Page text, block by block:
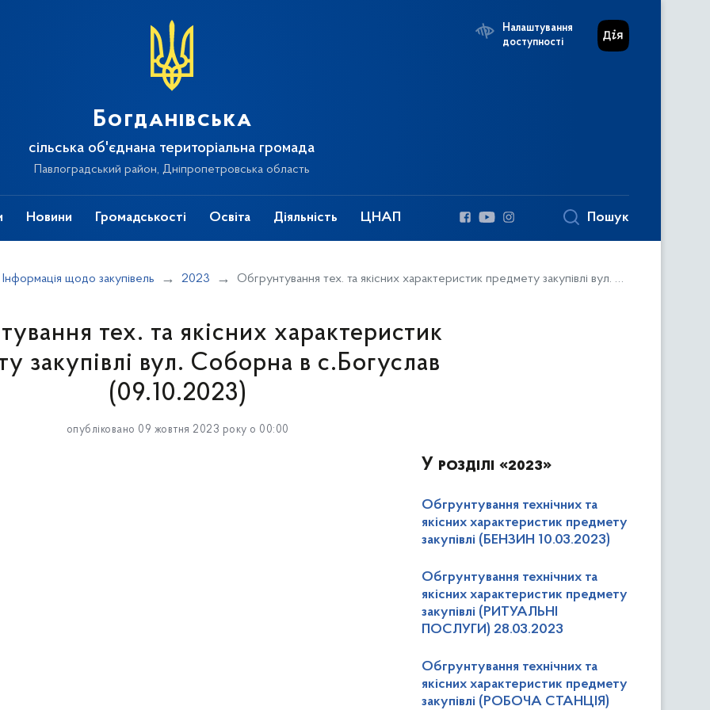
Богданівська
сільська об'єднана територіальна громада
Павлоградський район, Дніпропетровська область
Налаштування
доступності
Новини Громадськості Освіта Діяльність ЦНАП Пошук
Інформація щодо закупівель 2023 Обгрунтування тех. та якісних характеристик предмету закупівлі вул. Соборна в с.Богуслав (09.10.2023)
тех. та якісних характеристик
закупівлі вул. Соборна в с.Богуслав
(09.10.2023)
опубліковано 09 жовтня 2023 року о 00:00
У розділі «2023»
Обгрунтування технічних та
якісних характеристик предмету
закупівлі (БЕНЗИН 10.03.2023)
Обгрунтування технічних та
якісних характеристик предмету
закупівлі (РИТУАЛЬНІ
ПОСЛУГИ) 28.03.2023
Обгрунтування технічних та
якісних характеристик предмету
закупівлі (РОБОЧА СТАНЦІЯ)